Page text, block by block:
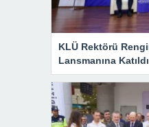
KLÜ Rektörü
Lansmanına Katıldı